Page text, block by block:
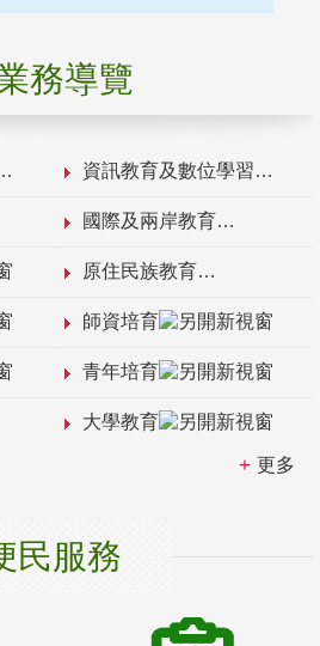
務導覽
資訊教育及數位學習
國際及兩岸教育
原住民族教育
師資培育
青年培育
大學教育
更多
民服務